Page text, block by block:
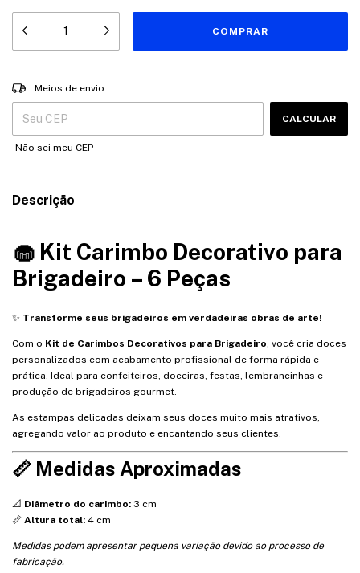
Entregas para o CEP:
Meios de envio
CALCULAR
Não sei meu CEP
Descrição
🧁 Kit Carimbo Decorativo para
Brigadeiro – 6 Peças
✨ Transforme seus brigadeiros em verdadeiras obras de arte!
Com o Kit de Carimbos Decorativos para Brigadeiro, você cria doces
personalizados com acabamento profissional de forma rápida e
prática. Ideal para confeiteiros, doceiras, festas, lembrancinhas e
produção de brigadeiros gourmet.
As estampas delicadas deixam seus doces muito mais atrativos,
agregando valor ao produto e encantando seus clientes.
📏 Medidas Aproximadas
📐 Diâmetro do carimbo: 3 cm
📏 Altura total: 4 cm
Medidas podem apresentar pequena variação devido ao processo de
fabricação.